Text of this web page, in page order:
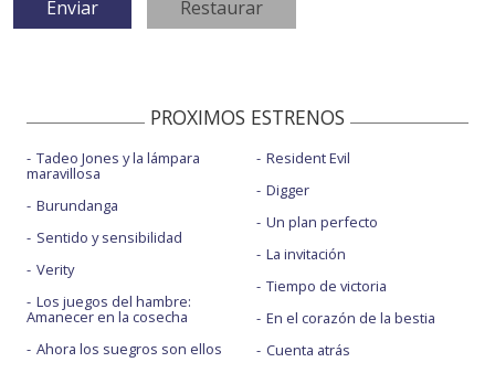
PROXIMOS ESTRENOS
Tadeo Jones y la lámpara
maravillosa
Burundanga
Sentido y sensibilidad
Verity
Los juegos del hambre:
Amanecer en la cosecha
Ahora los suegros son ellos
Resident Evil
Digger
Un plan perfecto
La invitación
Tiempo de victoria
En el corazón de la bestia
Cuenta atrás